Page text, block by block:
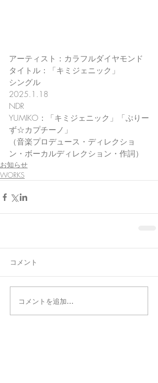
アーティスト：カラフルダイヤモンド
タイトル：「キミジェニック」
シングル
2025.1.18
NDR
YUMIKO：「キミジェニック」「ぷりー
ず☆カプチーノ」
（音楽プロデュース・ディレクショ
ン・ボーカルディレクション・作詞）
お知らせ
WORKS
コメント
コメントを追加…